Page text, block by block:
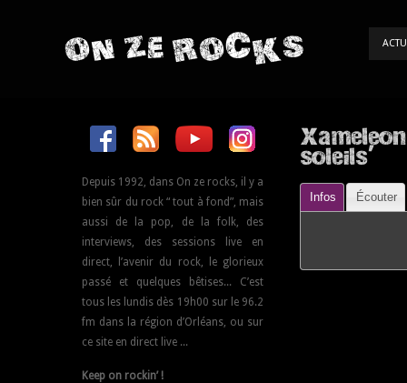
ON ZE ROCKS
Depuis 1992, dans On ze rocks, il y a
bien sûr du rock “ tout à fond”, mais
aussi de la pop, de la folk, des
interviews, des sessions live en
direct, l’avenir du rock, le glorieux
passé et quelques bêtises... C’est
tous les lundis dès 19h00 sur le 96.2
fm dans la région d’Orléans, ou sur
ce site en direct live ...
Keep on rockin’ !
soleils'
Infos Écouter